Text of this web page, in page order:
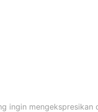
ingin mengekspresikan